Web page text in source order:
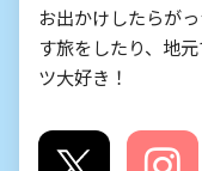
お出かけしたらが
す旅をしたり、地
ツ大好き！